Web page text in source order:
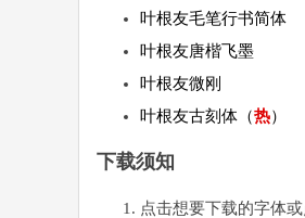
叶根友毛笔行书简体
叶根友唐楷飞墨
叶根友微刚
叶根友古刻体（热）
下载须知
点击想要下载的字体